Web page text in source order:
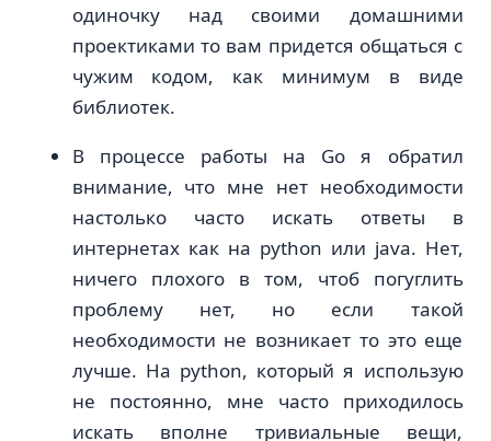
одиночку над своими домашними
проектиками то вам придется общаться с
чужим кодом, как минимум в виде
библиотек.
В процессе работы на Go я обратил
внимание, что мне нет необходимости
настолько часто искать ответы в
интернетах как на python или java. Нет,
ничего плохого в том, чтоб погуглить
проблему нет, но если такой
необходимости не возникает то это еще
лучше. На python, который я использую
не постоянно, мне часто приходилось
искать вполне тривиальные вещи,